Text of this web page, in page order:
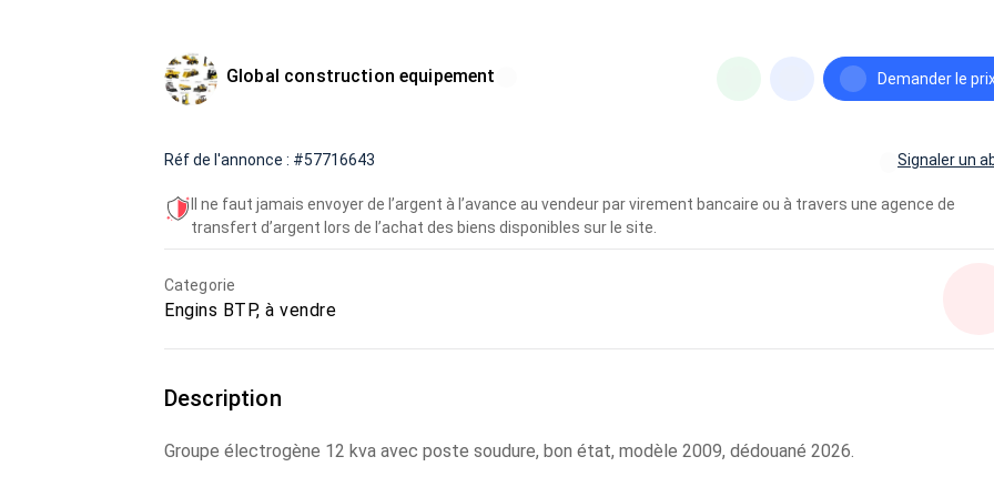
Global construction equipement Demander le
Réf de l'annonce : #57716643 Signaler un
Il ne faut jamais envoyer de l’argent à l’avance au vendeur par virement bancaire ou à travers une agence de
transfert d’argent lors de l’achat des biens disponibles sur le site.
Categorie
Engins BTP, à vendre
Description
Groupe électrogène 12 kva avec poste soudure, bon état, modèle 2009, dédouané 2026.